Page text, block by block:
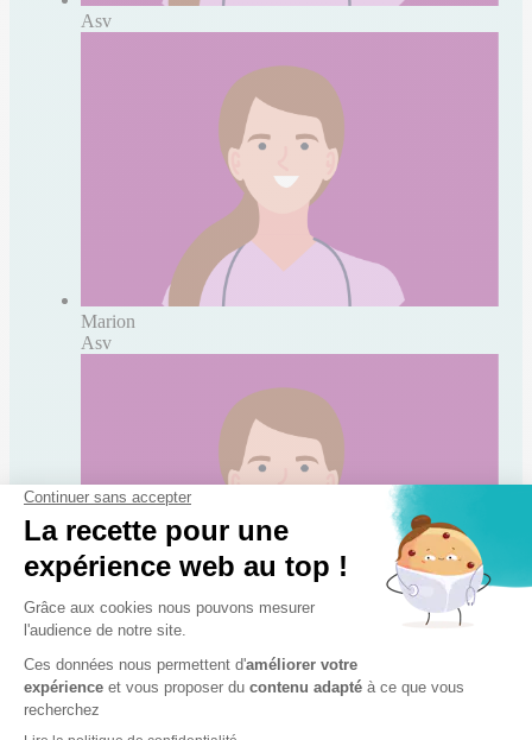
Asv
Marion
Asv